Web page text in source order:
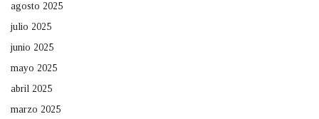
agosto 2025
julio 2025
junio 2025
mayo 2025
abril 2025
marzo 2025